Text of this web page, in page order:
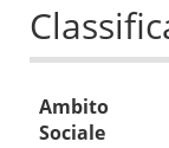
Ambito
Sociale